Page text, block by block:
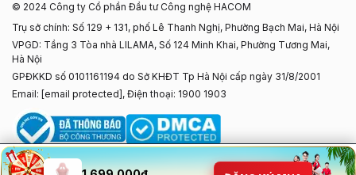
© 2024 Công ty Cổ phần Đầu tư Công nghệ HACOM
Trụ sở chính: Số 129 + 131, phố Lê Thanh Nghị, Phường Bạch Mai, Hà Nội
VPGD: Tầng 3 Tòa nhà LILAMA, Số 124 Minh Khai, Phường Tương Mai,
Hà Nội
GPĐKKD số 0101161194 do Sở KHĐT Tp Hà Nội cấp ngày 31/8/2001
Email: [email protected] , Điện thoại: 1900 1903